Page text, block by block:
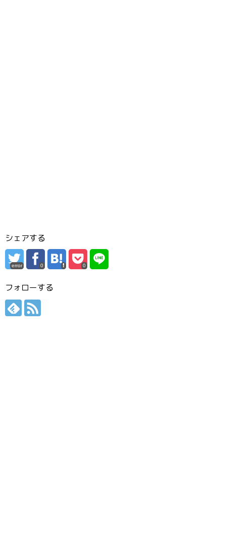
シェアする
error 0 0
フォローする